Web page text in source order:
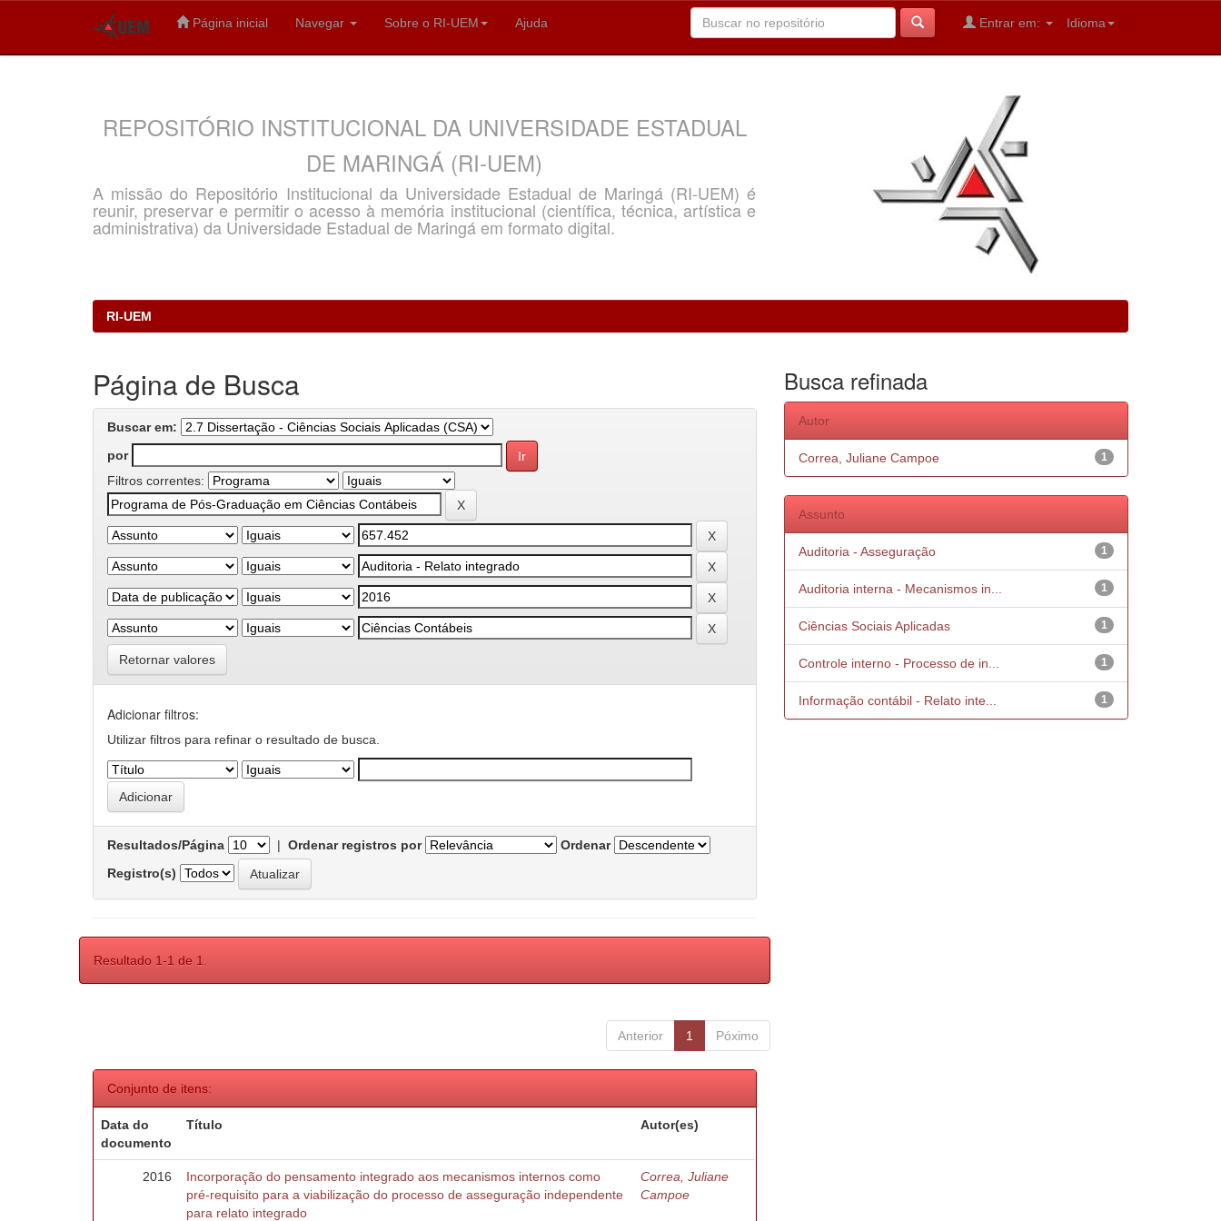
Página inicial Navegar Sobre o RI-UEM Ajuda Idioma
Entrar em:
REPOSITÓRIO INSTITUCIONAL DA UNIVERSIDADE ESTADUAL
DE MARINGÁ (RI-UEM)
A missão do Repositório Institucional da Universidade Estadual de Maringá (RI-UEM) é
reunir, preservar e permitir o acesso à memória institucional (científica, técnica, artística e
administrativa) da Universidade Estadual de Maringá em formato digital.
RI-UEM
Página de Busca
Buscar em:
por
Filtros correntes:
Retornar valores
Adicionar filtros:
Utilizar filtros para refinar o resultado de busca.
Resultados/Página | Ordenar registros por
Ordenar
Registro(s)
Resultado 1-1 de 1.
Anterior 1 Póximo
Conjunto de itens:
Data do
documento
Título Autor(es)
2016
Incorporação do pensamento integrado aos mecanismos internos como
pré-requisito para a viabilização do processo de asseguração independente
para relato integrado
Correa, Juliane
Campoe
Busca refinada
Autor
1
Correa, Juliane Campoe
Assunto
1
Auditoria - Asseguração
1
Auditoria interna - Mecanismos in...
1
Ciências Sociais Aplicadas
1
Controle interno - Processo de in...
1
Informação contábil - Relato inte...